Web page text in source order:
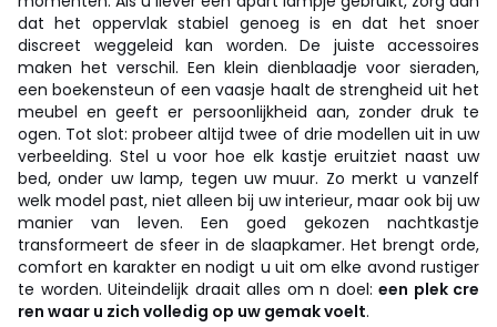
dat het oppervlak stabiel genoeg is en dat het snoer
discreet weggeleid kan worden. De juiste accessoires
maken het verschil. Een klein dienblaadje voor sieraden,
een boekensteun of een vaasje haalt de strengheid uit het
meubel en geeft er persoonlijkheid aan, zonder druk te
ogen. Tot slot: probeer altijd twee of drie modellen uit in uw
verbeelding. Stel u voor hoe elk kastje eruitziet naast uw
bed, onder uw lamp, tegen uw muur. Zo merkt u vanzelf
welk model past, niet alleen bij uw interieur, maar ook bij uw
manier van leven. Een goed gekozen nachtkastje
transformeert de sfeer in de slaapkamer. Het brengt orde,
comfort en karakter en nodigt u uit om elke avond rustiger
te worden. Uiteindelijk draait alles om n doel: een plek cre
ren waar u zich volledig op uw gemak voelt.